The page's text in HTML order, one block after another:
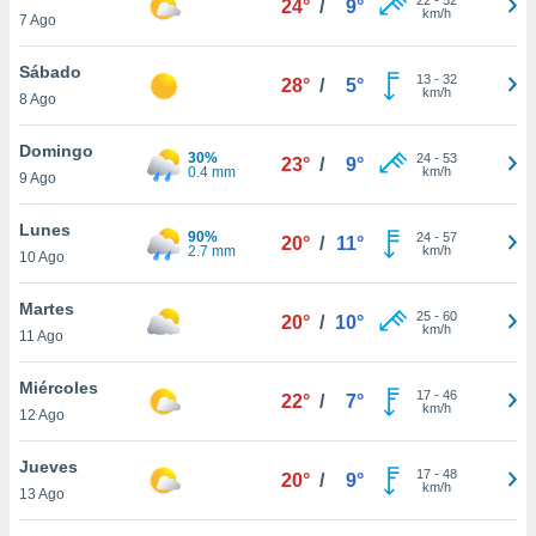
más
nuestra
y
de
disponible
cookies
aceptar
7 Ago
24° / 9°
km/h
Sábado
8 Ago
28° / 5° 13- 32
km/h
Domingo
9 Ago
30%
0.4 mm
23° / 9° 24- 53
km/h
Lunes
10 Ago
90%
2.7 mm
20° / 11° 24- 57
km/h
Martes
11 Ago
20° / 10° 25- 60
km/h
Miércoles
12 Ago
22° / 7° 17- 46
km/h
Jueves
13 Ago
20° / 9° 17- 48
km/h